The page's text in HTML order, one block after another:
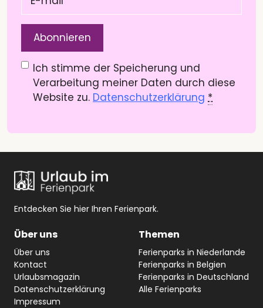
Datenschutzerklärung(Pflichtfeld)
Ich stimme der Speicherung und
Verarbeitung meiner Daten durch diese
Website zu. Datenschutzerklärung *
mail (Pflichtfeld)
Entdecken Sie hier Ihren Ferienpark.
Über uns
Über uns
Kontact
Urlaubsmagazin
Datenschutzerklärung
Impressum
Themen
Ferienparks in Niederlande
Ferienparks in Belgien
Ferienparks in Deutschland
Alle Ferienparks